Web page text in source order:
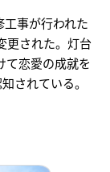
事が行われた
更された。灯台
て恋愛の成就を
されている。